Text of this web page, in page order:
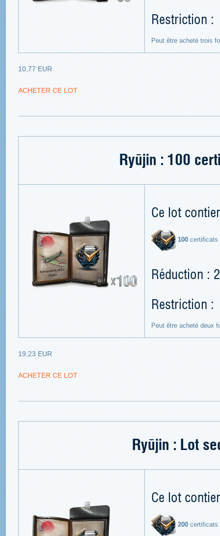
Restriction :
Peut être acheté trois
10,77 EUR
ACHETER CE LOT
Ryūjin : 100
Ce lot
100 certificats
Réduction :
Restriction :
Peut être acheté deux
19,23 EUR
ACHETER CE LOT
Ryūjin : Lot
Ce lot
200 certificats